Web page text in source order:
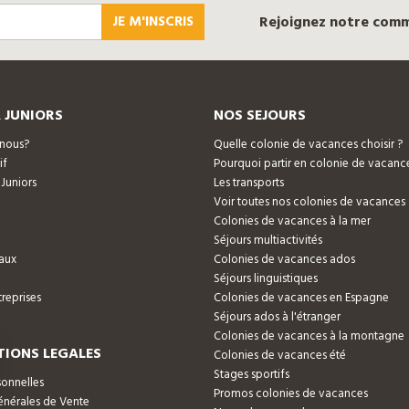
JE M'INSCRIS Rejoignez notre
LEGALES
de Vente
NOS SEJOURS
Quelle colonie de vacances choisir ?
Pourquoi partir en colonie de
Les transports
Voir toutes nos colonies de vacances
Colonies de vacances à la mer
Séjours multiactivités
Colonies de vacances ados
Séjours linguistiques
Colonies de vacances en Espagne
Séjours ados à l'étranger
Colonies de vacances à la montagne
Colonies de vacances été
Stages sportifs
Promos colonies de vacances